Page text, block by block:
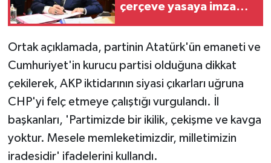
çerçeve yasaya imza
Ortak açıklamada, partinin Atatürk'ün emaneti ve
Cumhuriyet'in kurucu partisi olduğuna dikkat
çekilerek, AKP iktidarının siyasi çıkarları uğruna
CHP'yi felç etmeye çalıştığı vurgulandı. İl
başkanları, 'Partimizde bir ikilik, çekişme ve kavga
yoktur. Mesele memleketimizdir, milletimizin
iradesidir' ifadelerini kullandı.